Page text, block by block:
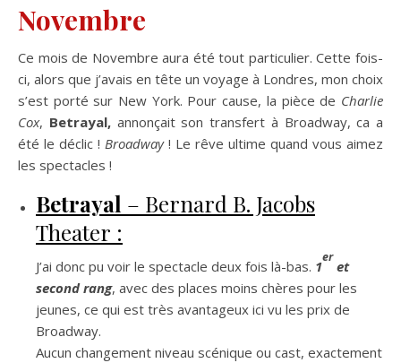
Novembre
Ce mois de Novembre aura été tout particulier. Cette fois-
ci, alors que j’avais en tête un voyage à Londres, mon choix
s’est porté sur New York. Pour cause, la pièce de Charlie
Cox, Betrayal,annonçait son transfert à Broadway, ca a
été le déclic ! Broadway! Le rêve ultime quand vous aimez
les spectacles !
Betrayal – Bernard B. Jacobs
Theater :
J’ai donc pu voir le spectacle deux fois là-bas. 1
er
et
second rang, avec des places moins chères pour les
jeunes, ce qui est très avantageux ici vu les prix de
Broadway.
Aucun changement niveau scénique ou cast, exactement